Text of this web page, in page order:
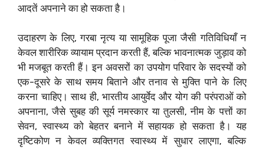
आदतें अपनाने का हो सकता है।
उदाहरण के लिए, गरबा नृत्य या सामूहिक पूजा जैसी गतिविधियाँ न
केवल शारीरिक व्यायाम प्रदान करती हैं, बल्कि भावनात्मक जुड़ाव को
भी मजबूत करती हैं। इन अवसरों का उपयोग परिवार के सदस्यों को
एक-दूसरे के साथ समय बिताने और तनाव से मुक्ति पाने के लिए
करना चाहिए। साथ ही, भारतीय आयुर्वेद और योग की परंपराओं को
अपनाना, जैसे सुबह की सूर्य नमस्कार या तुलसी, नीम के पत्तों का
सेवन, स्वास्थ्य को बेहतर बनाने में सहायक हो सकता है। यह
दृष्टिकोण न केवल व्यक्तिगत स्वास्थ्य में सुधार लाएगा, बल्कि